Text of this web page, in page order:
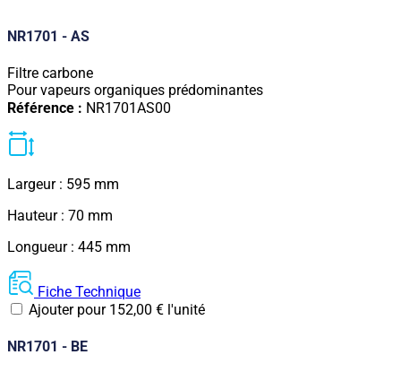
NR1701 - AS
Filtre carbone
Pour vapeurs organiques prédominantes
Référence : NR1701AS00
Largeur : 595 mm
Hauteur : 70 mm
Longueur : 445 mm
Fiche Technique
Ajouter pour 152,00 € l'unité
NR1701 - BE